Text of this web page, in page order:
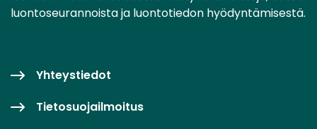
luontoseurannoista ja luontotiedon hyödyntämisestä.
Yhteystiedot
Tietosuojailmoitus